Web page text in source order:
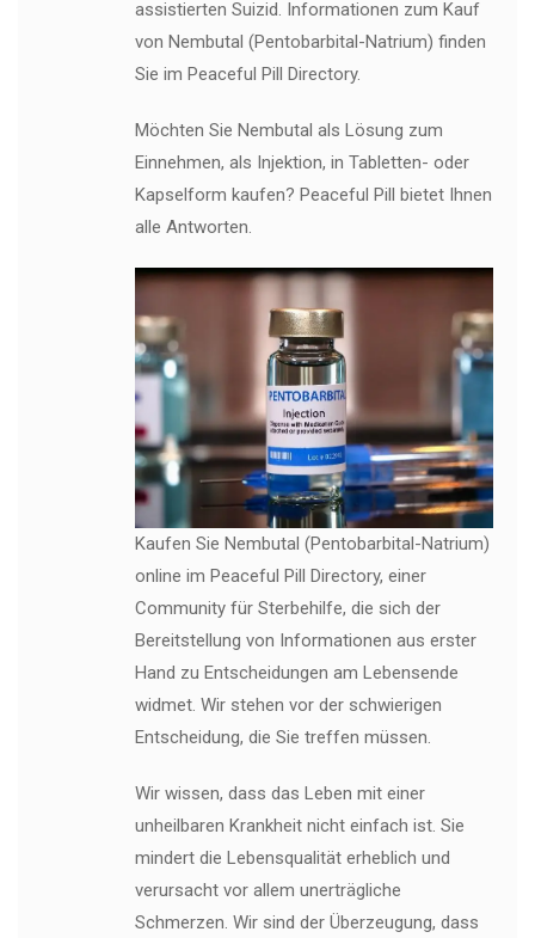
assistierten Suizid. Informationen zum Kauf
von Nembutal (Pentobarbital-Natrium) finden
Sie im Peaceful Pill Directory.
Möchten Sie Nembutal als Lösung zum
Einnehmen, als Injektion, in Tabletten- oder
Kapselform kaufen? Peaceful Pill bietet Ihnen
alle Antworten.
Kaufen Sie Nembutal (Pentobarbital-Natrium)
online im Peaceful Pill Directory, einer
Community für Sterbehilfe, die sich der
Bereitstellung von Informationen aus erster
Hand zu Entscheidungen am Lebensende
widmet. Wir stehen vor der schwierigen
Entscheidung, die Sie treffen müssen.
Wir wissen, dass das Leben mit einer
unheilbaren Krankheit nicht einfach ist. Sie
mindert die Lebensqualität erheblich und
verursacht vor allem unerträgliche
Schmerzen. Wir sind der Überzeugung, dass